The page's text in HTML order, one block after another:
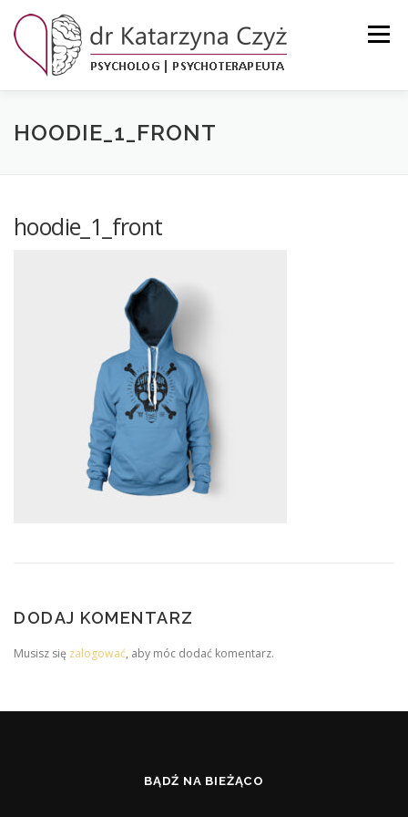
treści
Menu
KSIĄŻKI O MNIE ZAKRES USŁUG
HOODIE_1_FRONT
hoodie_1_front
DODAJ KOMENTARZ
Musisz się zalogować, aby móc dodać komentarz.
BĄDŹ NA BIEŻĄCO